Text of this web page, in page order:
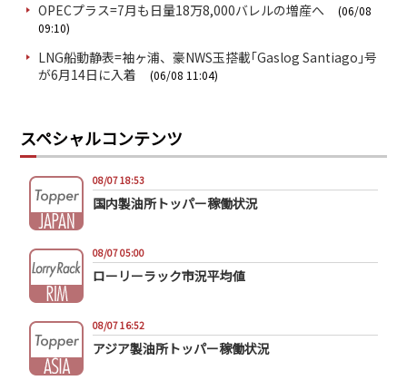
OPECプラス=7月も日量18万8,000バレルの増産へ
(06/08
09:10)
LNG船動静表=袖ヶ浦、豪NWS玉搭載｢Gaslog Santiago｣号
が6月14日に入着
(06/08 11:04)
スペシャルコンテンツ
08/07 18:53
国内製油所トッパー稼働状況
08/07 05:00
ローリーラック市況平均値
08/07 16:52
アジア製油所トッパー稼働状況